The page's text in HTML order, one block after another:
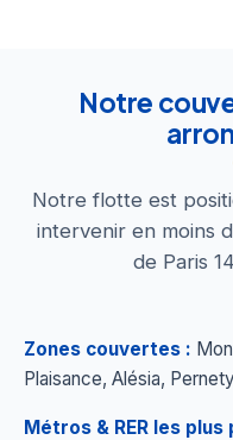
Notre
Notre flotte est
intervenir en moins
de Paris
Zones couvertes :
Plaisance, Alésia, Pernety
Métros & RER les plus